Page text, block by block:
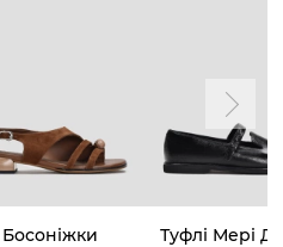
Босоніжки Туфлі Мері